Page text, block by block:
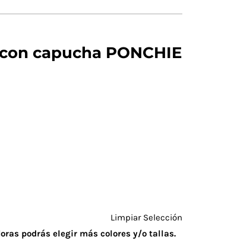
capucha PONCHIE
Limpiar Selección
podrás elegir más colores y/o tallas.